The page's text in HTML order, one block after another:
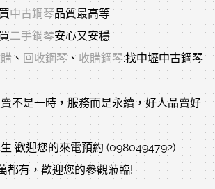
中古鋼琴品質最高等
二手鋼琴安心又安穩
、 回收鋼琴、 收購鋼琴:找中壢中古鋼琴
不是一時，服務而是永續，好人品賣好
歡迎您的來電預約 (0980494792)
都有，歡迎您的參觀蒞臨!